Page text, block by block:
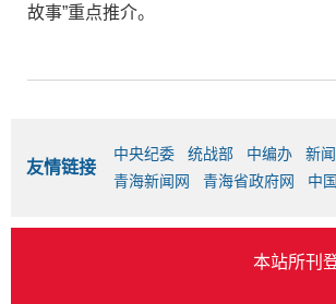
故事”重点推介。
友情链接
中央纪委 统战部 中编办 新
青海新闻网
青海省政府网 中
本站所刊